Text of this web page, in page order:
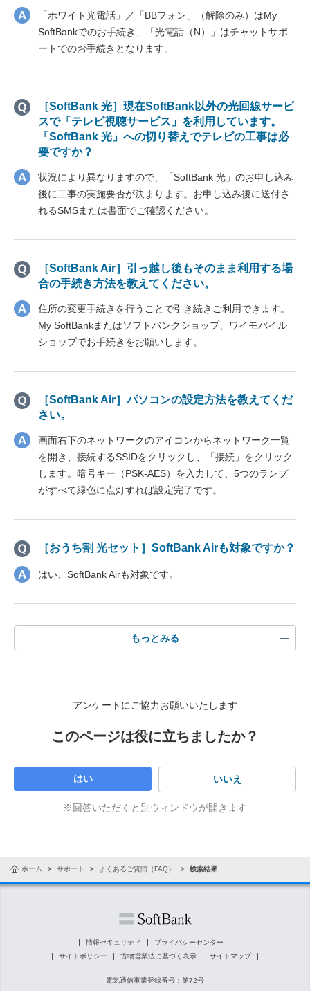
「ホワイト光電話」／「BBフォン」（解除のみ）はMy
SoftBankでのお手続き、「光電話（N）」はチャットサポ
ートでのお手続きとなります。
［SoftBank 光］現在SoftBank以外の光回線サービ
スで「テレビ視聴サービス」を利用しています。
「SoftBank 光」への切り替えでテレビの工事は必
要ですか？
状況により異なりますので、「SoftBank 光」のお申し込み
後に工事の実施要否が決まります。お申し込み後に送付さ
れるSMSまたは書面でご確認ください。
［SoftBank Air］引っ越し後もそのまま利用する場
合の手続き方法を教えてください。
住所の変更手続きを行うことで引き続きご利用できます。
My SoftBankまたはソフトバンクショップ、ワイモバイル
ショップでお手続きをお願いします。
［SoftBank Air］パソコンの設定方法を教えてくだ
さい。
画面右下のネットワークのアイコンからネットワーク一覧
を開き、接続するSSIDをクリックし、「接続」をクリック
します。暗号キー（PSK-AES）を入力して、5つのランプ
がすべて緑色に点灯すれば設定完了です。
［おうち割 光セット］SoftBank Airも対象ですか？
はい、SoftBank Airも対象です。
もっとみる
アンケートにご協力お願いいたします
このページは役に立ちましたか？
はい いいえ
※回答いただくと別ウィンドウが開きます
ホーム サポート よくあるご質問（FAQ） 検索結果
情報セキュリティ
プライバシーセンター
サイトポリシー
古物営業法に基づく表示 サイトマップ
電気通信事業登録番号：第72号